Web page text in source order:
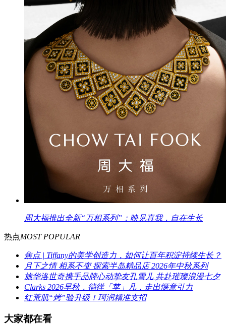
周大福推出全新“万相系列”：映见真我，自在生长
热点MOST POPULAR
焦点 | Tiffany的美学创造力，如何让百年积淀持续生长？
月下之情 相系不变 探索半岛精品店 2026年中秋系列
施华洛世奇携手品牌心动挚友孔雪儿 共赴璀璨浪漫七夕
Clarks 2026早秋，徜徉「苹」凡，走出惬意引力
红荒肌“烤”验升级！珂润精准支招
大家都在看